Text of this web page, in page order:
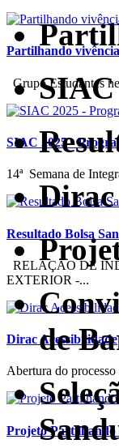
Partilhando
Grupo Estudantes
SIAC 2025 -
14ª Semana de
Resultado Bolsa
RELAÇÃO DE
EXTERIOR -...
Dirac Acessibilidade
Abertura do
Projeto Partilhando
SIAC
Dirac
de